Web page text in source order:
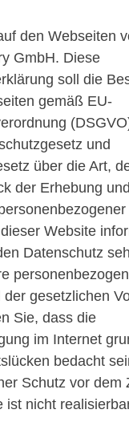
den Web­sei­ten
GmbH. Diese
soll die
gemäß EU-
und
über die Art,
der Erhebung und
Website
Datenschutz
gesetzlichen
Sie, dass die
im Internet
bedacht
Schutz vor dem
ist nicht